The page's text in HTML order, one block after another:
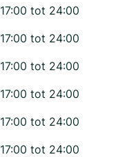
17:00 tot 24:00
17:00 tot 24:00
17:00 tot 24:00
17:00 tot 24:00
17:00 tot 24:00
17:00 tot 24:00